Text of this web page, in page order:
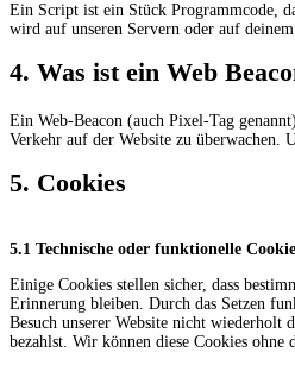
Ein Script ist ein Stück Programmcode,
wird auf unseren Servern oder auf
4. Was ist ein Web
Ein Web-Beacon (auch Pixel-Tag
Verkehr auf der Website zu überwachen.
5. Cookies
5.1 Technische oder funktionelle
Einige Cookies stellen sicher, dass
Erinnerung bleiben. Durch das Setzen
Besuch unserer Website nicht wiederholt
bezahlst. Wir können diese Cookies